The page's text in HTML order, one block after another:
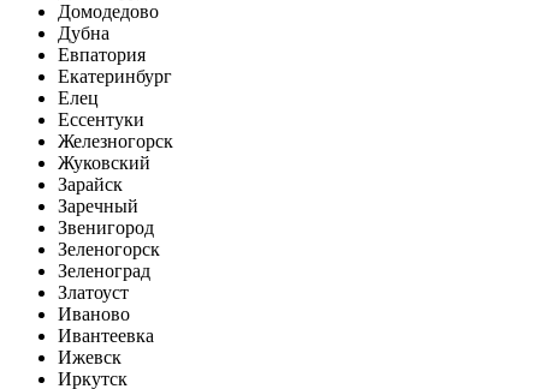
Домодедово
Дубна
Евпатория
Екатеринбург
Елец
Ессентуки
Железногорск
Жуковский
Зарайск
Заречный
Звенигород
Зеленогорск
Зеленоград
Златоуст
Иваново
Ивантеевка
Ижевск
Иркутск